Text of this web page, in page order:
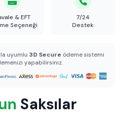
& EFT
Seçeneği
7/24
Destek
uyumlu 3D Secure ödeme sistemi
yapabilirsiniz.
Saksılar